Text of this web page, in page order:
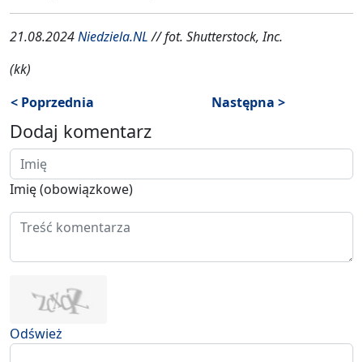
21.08.2024Niedziela.NL// fot. Shutterstock, Inc.
(kk)
< Poprzednia
Następna >
Dodaj komentarz
Imię (obowiązkowe)
Odśwież